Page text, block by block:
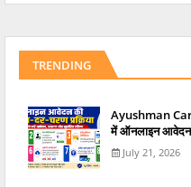
TRENDING
Ayushman
में ऑनलाइन
July 21, 2026